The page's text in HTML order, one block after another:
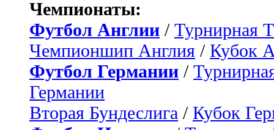
Чемпионаты:
Футбол Англии / Турнирная
Чемпионшип Англия / Кубок
Футбол Германии /
Германии
Вторая Бундеслига / Кубок